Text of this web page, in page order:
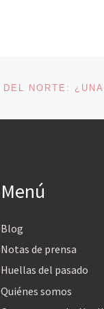
Menú
Blog
Notas de prensa
Huellas del pasado
Quiénes somos